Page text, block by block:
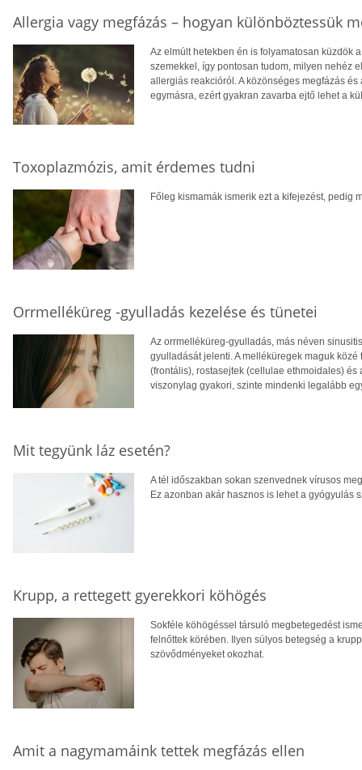
Allergia vagy megfázás – hogyan különböztessük
Az elmúlt hetekben én is folyamatosan küzdök
szemekkel, így pontosan tudom, milyen nehéz
allergiás reakcióról. A közönséges megfázás
egymásra, ezért gyakran zavarba ejtő lehet a
Toxoplazmózis, amit érdemes tudni
Főleg kismamák ismerik ezt a kifejezést, pedig
Orrmelléküreg -gyulladás kezelése és tünetei
Az orrmelléküreg-gyulladás, más néven
gyulladását jelenti. A melléküregek maguk
(frontális), rostasejtek (cellulae ethmoidales)
viszonylag gyakori, szinte mindenki legalább
Mit tegyünk láz esetén?
A tél időszakban sokan szenvednek vírusos
Ez azonban akár hasznos is lehet a gyógyulás
Krupp, a rettegett gyerekkori köhögés
Sokféle köhögéssel társuló megbetegedést
felnőttek körében. Ilyen súlyos betegség a
szövődményeket okozhat.
Amit a nagymamáink tettek megfázás ellen